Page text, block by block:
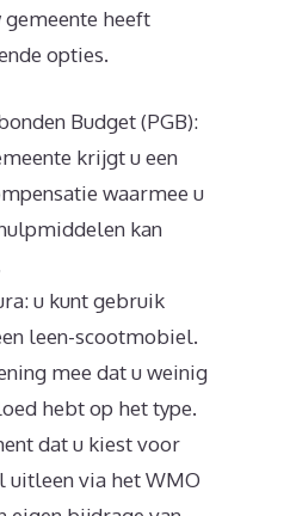
heeft
opties.
Budget (PGB):
krijgt u een
waarmee u
kan
u kunt gebruik
leen-scootmobiel.
mee dat u weinig
hebt op het type.
dat u kiest voor
uitleen via het WMO